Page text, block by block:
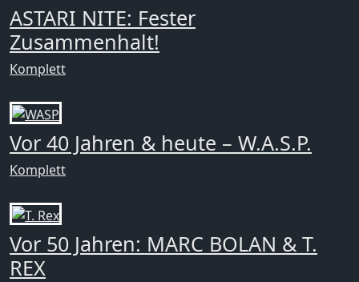
ASTARI NITE: Fester
Zusammenhalt!
Komplett
Vor 40 Jahren & heute – W.A.S.P.
Komplett
Vor 50 Jahren: MARC BOLAN & T.
REX